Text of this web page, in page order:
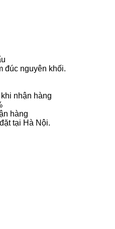
đúc nguyên khối.
nhận hàng
hàng
tại Hà Nội.